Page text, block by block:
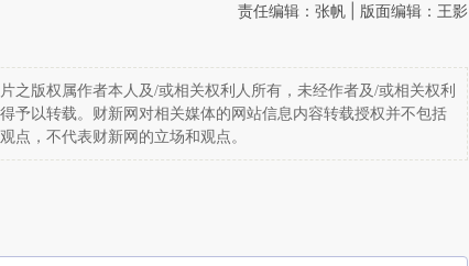
责任编辑：张帆 | 版面编辑：王影
之版权属作者本人及/或相关权利人所有，未经作者及/或相关权利
予以转载。财新网对相关媒体的网站信息内容转载授权并不包括
点，不代表财新网的立场和观点。